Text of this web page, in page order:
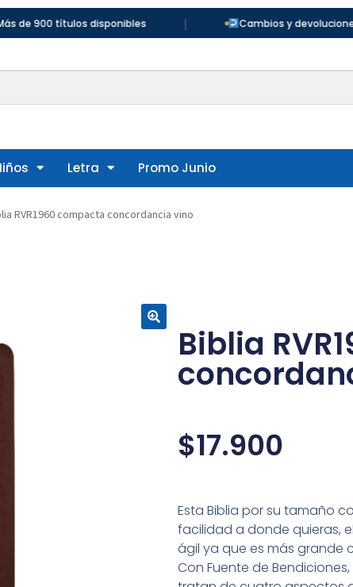
disponibles | Cambios y devoluciones en 30 días
Letra Promo Junio
RVR1960 compacta concordancia vino
Biblia
$17.900
Esta Biblia por su tamaño
facilidad a donde quieras,
ágil ya que es más grande
Con Fuente de